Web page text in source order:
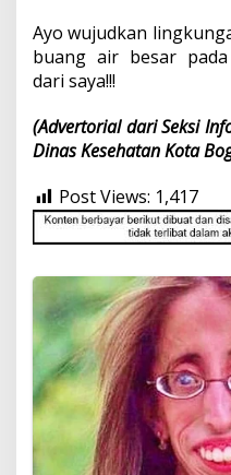
Ayo wujudkan
buang air besar
dari saya!!!
(Advertorial dari Seksi
Dinas Kesehatan Kota
Post Views: 1,417